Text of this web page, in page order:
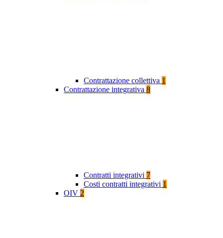
Contrattazione collettiva 1
Contrattazione integrativa 8
Contratti integrativi 7
Costi contratti integrativi 1
OIV 2